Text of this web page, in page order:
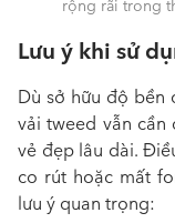
rộng rãi trong
Lưu ý khi sử
Dù sở hữu độ bền
vải tweed vẫn
vẻ đẹp lâu dài.
co rút hoặc mất
lưu ý quan trọng: